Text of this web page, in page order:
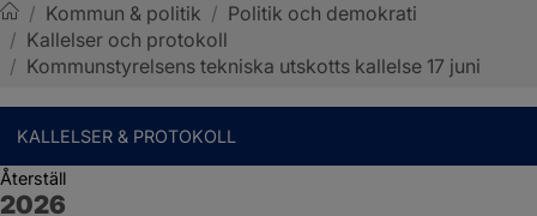
Sotenäs kommun
/ Kommun & politik / Politik och demokrati
/ Kallelser och protokoll
/ Kommunstyrelsens tekniska utskotts kallelse 17 juni
KALLELSER & PROTOKOLL
Återställ
År:
2026